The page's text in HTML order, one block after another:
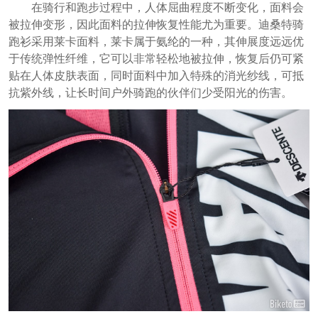
在骑行和跑步过程中，人体屈曲程度不断变化，面料会
被拉伸变形，因此面料的拉伸恢复性能尤为重要。迪桑特骑
跑衫采用莱卡面料，莱卡属于氨纶的一种，其伸展度远远优
于传统弹性纤维，它可以非常轻松地被拉伸，恢复后仍可紧
贴在人体皮肤表面，同时面料中加入特殊的消光纱线，可抵
抗紫外线，让长时间户外骑跑的伙伴们少受阳光的伤害。